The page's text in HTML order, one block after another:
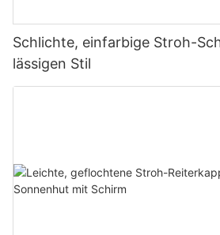
Schlichte, einfarbige Stroh-
lässigen Stil